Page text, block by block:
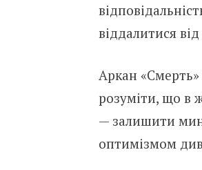
віддалитися
Аркан
розуміти, що в
— залишити
оптимізмом